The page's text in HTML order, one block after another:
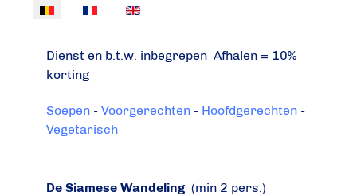
Selecteer uw taal
Dienst en b.t.w. inbegrepen Afhalen = 10%
korting
Soepen - Voorgerechten - Hoofdgerechten -
Vegetarisch
De Siamese Wandeling (min 2 pers.)